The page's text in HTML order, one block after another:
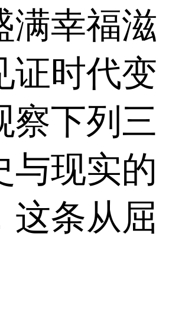
满幸福滋
证时代变
察下列三
与现实的
这条从屈